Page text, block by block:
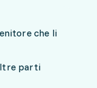
che li
parti